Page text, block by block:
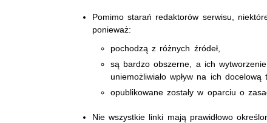
Pomimo starań redaktorów serwisu,
ponieważ:
pochodzą z różnych źródeł,
są bardzo obszerne, a ich
uniemożliwiało wpływ na ich docelową
opublikowane zostały w oparciu o
Nie wszystkie linki mają prawidłowo